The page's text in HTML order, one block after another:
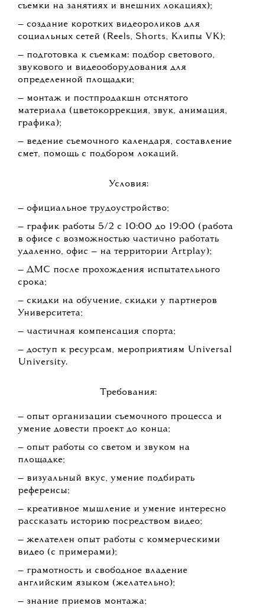
съемки на занятиях и внешних локациях);
— создание коротких видеороликов для
социальных сетей (Reels, Shorts, Клипы VK);
— подготовка к съемкам: подбор светового,
звукового и видеооборудования для
определенной площадки;
— монтаж и постпродакшн отснятого
материала (цветокоррекция, звук, анимация,
графика);
— ведение съемочного календаря, составление
смет, помощь с подбором локаций.
Условия:
— официальное трудоустройство;
— график работы 5/2 с 10:00 до 19:00 (работа
в офисе с возможностью частично работать
удаленно, офис — на территории Artplay);
— ДМС после прохождения испытательного
срока;
— скидки на обучение, скидки у партнеров
Университета;
— частичная компенсация спорта;
— доступ к ресурсам, мероприятиям Universal
University.
Требования:
— опыт организации съемочного процесса и
умение довести проект до конца;
— опыт работы со светом и звуком на
площадке;
— визуальный вкус, умение подбирать
референсы;
— креативное мышление и умение интересно
рассказать историю посредством видео;
— желателен опыт работы с коммерческими
видео (с примерами);
— грамотность и свободное владение
английским языком (желательно);
— знание приемов монтажа;